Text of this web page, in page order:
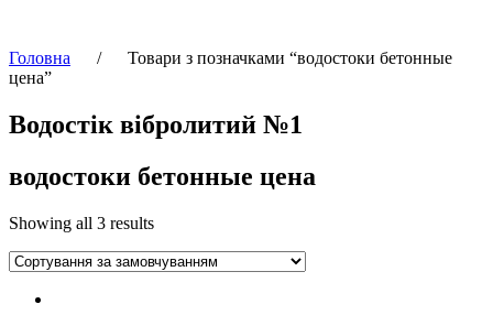
Головна / Товари з позначками “водостоки бетонные
цена”
Водостік вібролитий №1
водостоки бетонные цена
Showing all 3 results